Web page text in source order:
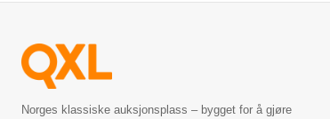
Norges klassiske auksjonsplass – bygget for å gjøre